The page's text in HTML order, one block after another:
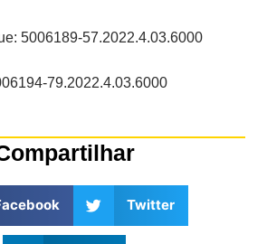
5006189-57.2022.4.03.6000
79.2022.4.03.6000
Twitter